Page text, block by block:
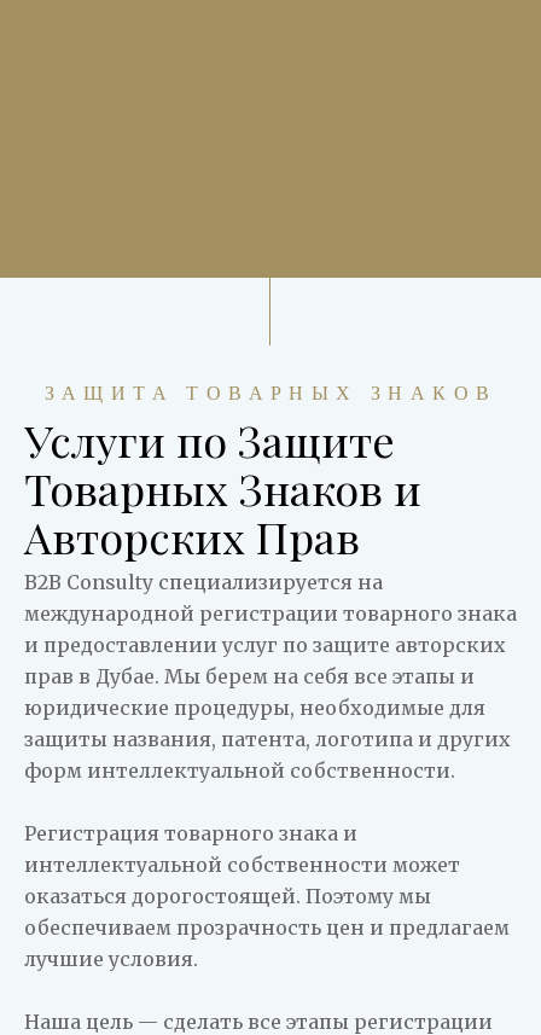
ЗАЩИТА ТОВАРНЫХ ЗНАКОВ
Услуги по Защите
Товарных Знаков и
Авторских Прав
B2B Consulty специализируется на
международной регистрации товарного знака
и предоставлении услуг по защите авторских
прав в Дубае. Мы берем на себя все этапы и
юридические процедуры, необходимые для
защиты названия, патента, логотипа и других
форм интеллектуальной собственности.
Регистрация товарного знака и
интеллектуальной собственности может
оказаться дорогостоящей. Поэтому мы
обеспечиваем прозрачность цен и предлагаем
лучшие условия.
Наша цель — сделать все этапы регистрации